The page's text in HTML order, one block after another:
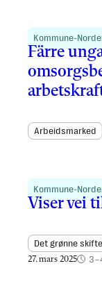
Kommune-
Färre
Arbeidsmarked
Kommune-
Viser vei
Det grønne
27. mars 2025